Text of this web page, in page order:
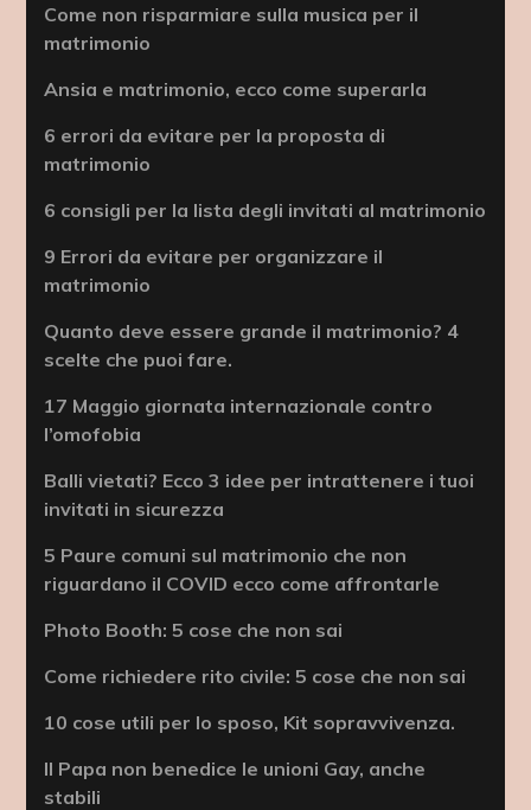
Come non risparmiare sulla musica per il
matrimonio
Ansia e matrimonio, ecco come superarla
6 errori da evitare per la proposta di
matrimonio
6 consigli per la lista degli invitati al matrimonio
9 Errori da evitare per organizzare il
matrimonio
Quanto deve essere grande il matrimonio? 4
scelte che puoi fare.
17 Maggio giornata internazionale contro
l’omofobia
Balli vietati? Ecco 3 idee per intrattenere i tuoi
invitati in sicurezza
5 Paure comuni sul matrimonio che non
riguardano il COVID ecco come affrontarle
Photo Booth: 5 cose che non sai
Come richiedere rito civile: 5 cose che non sai
10 cose utili per lo sposo, Kit sopravvivenza.
Il Papa non benedice le unioni Gay, anche
stabili